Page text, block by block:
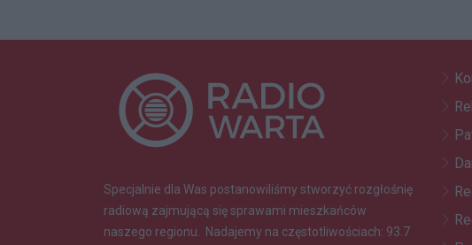
Specjalnie dla Was postanowiliśmy stworzyć rozgłośnię
radiową zajmującą się sprawami mieszkańców
naszego regionu.
Nadajemy na częstotliwościach: 93.7